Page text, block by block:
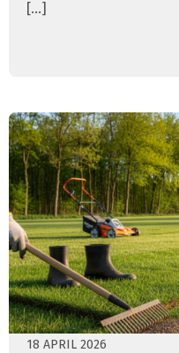
[...]
18 APRIL 2026